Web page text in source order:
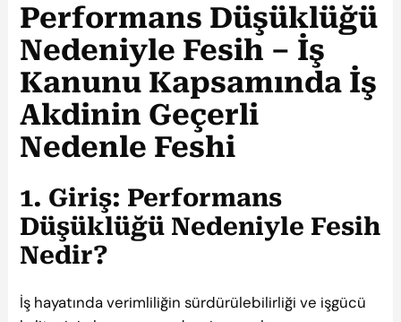
Performans Düşüklüğü
Nedeniyle Fesih – İş
Kanunu Kapsamında İş
Akdinin Geçerli
Nedenle Feshi
1. Giriş: Performans
Düşüklüğü Nedeniyle Fesih
Nedir?
İş hayatında verimliliğin sürdürülebilirliği ve işgücü